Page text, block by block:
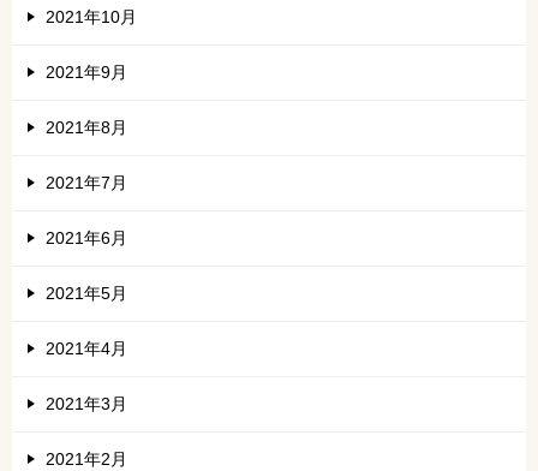
2021年10月
2021年9月
2021年8月
2021年7月
2021年6月
2021年5月
2021年4月
2021年3月
2021年2月